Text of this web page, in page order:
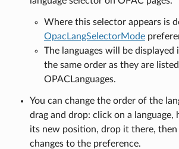
Where this selector appears is
OpacLangSelectorMode
The languages will be displayed
the same order as they are
OPACLanguages.
You can change the order of the
drag and drop: click on a language,
its new position, drop it there, then
changes to the preference.